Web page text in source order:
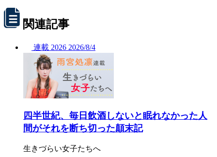
関連記事
連載 2026 2026/8/4
四半世紀、毎日飲酒しないと眠れなかった人
間がそれを断ち切った顛末記
生きづらい女子たちへ